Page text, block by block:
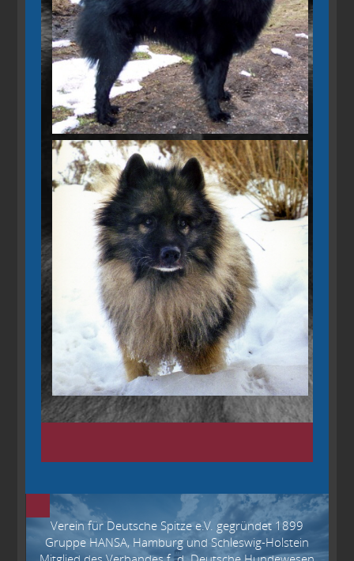
Verein für Deutsche Spitze e.V. gegründet 1899
Gruppe HANSA, Hamburg und Schleswig-Holstein